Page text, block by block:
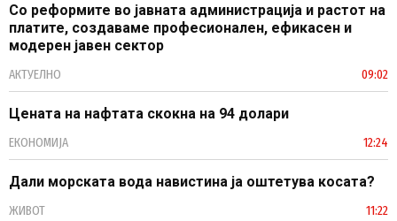
Со реформите во јавната администрација и растот на
платите, создаваме професионален, ефикасен и
модерен јавен сектор
АКТУЕЛНО 09:02
Цената на нафтата скокна на 94 долари
ЕКОНОМИЈА 12:24
Дали морската вода навистина ја оштетува косата?
ЖИВОТ 11:22